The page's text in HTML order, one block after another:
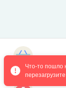
Что-то пошло